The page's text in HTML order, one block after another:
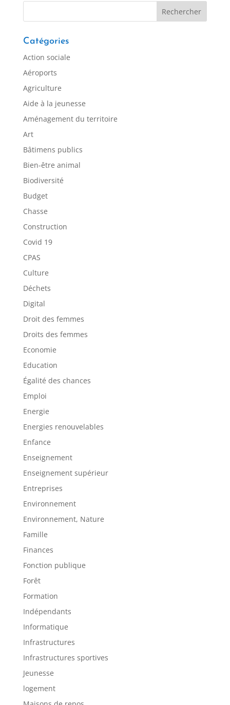
Catégories
Action sociale
Aéroports
Agriculture
Aide à la jeunesse
Aménagement du territoire
Art
Bâtimens publics
Bien-être animal
Biodiversité
Budget
Chasse
Construction
Covid 19
CPAS
Culture
Déchets
Digital
Droit des femmes
Droits des femmes
Economie
Education
Égalité des chances
Emploi
Energie
Energies renouvelables
Enfance
Enseignement
Enseignement supérieur
Entreprises
Environnement
Environnement, Nature
Famille
Finances
Fonction publique
Forêt
Formation
Indépendants
Informatique
Infrastructures
Infrastructures sportives
Jeunesse
logement